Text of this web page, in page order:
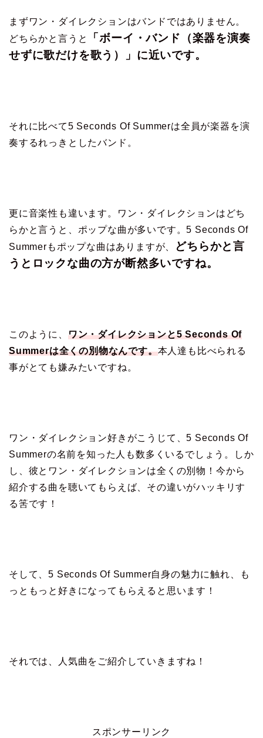
まずワン・ダイレクションはバンドではありません。
どちらかと言うと
「ボーイ・バンド（楽器を演奏
せずに歌だけを歌う）」に近いです。
それに比べて5 Seconds Of Summerは全員が楽器を演
奏するれっきとしたバンド。
更に音楽性も違います。ワン・ダイレクションはどち
らかと言うと、ポップな曲が多いです。5 Seconds Of
Summerもポップな曲はありますが、
どちらかと言
うとロックな曲の方が断然多いですね。
このように、 ワン・ダイレクションと5 Seconds Of
Summerは全くの別物なんです。本人達も比べられる
事がとても嫌みたいですね。
ワン・ダイレクション好きがこうじて、5 Seconds Of
Summerの名前を知った人も数多くいるでしょう。しか
し、彼とワン・ダイレクションは全くの別物！今から
紹介する曲を聴いてもらえば、その違いがハッキリす
る筈です！
そして、5 Seconds Of Summer自身の魅力に触れ、も
っともっと好きになってもらえると思います！
それでは、人気曲をご紹介していきますね！
スポンサーリンク